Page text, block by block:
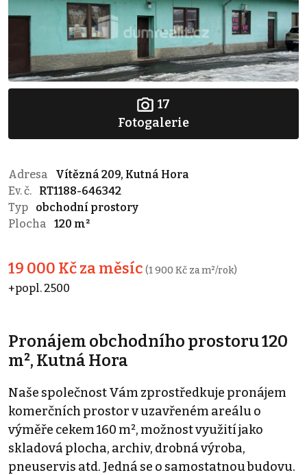
17
Fotogalerie
Adresa
Vítězná 209, Kutná Hora
Ev. č.
RT1188-646342
Typ
obchodní prostory
Plocha
120 m²
19 000 Kč za měsíc (1 900 Kč za m²/rok)
+popl. 2500
Pronájem obchodního prostoru 120
m², Kutná Hora
Naše společnost Vám zprostředkuje pronájem
komerčních prostor v uzavřeném areálu o
výměře cekem 160 m², možnost využití jako
skladová plocha, archiv, drobná výroba,
pneuservis atd. Jedná se o samostatnou budovu.